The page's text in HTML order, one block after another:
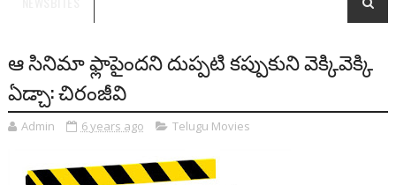
ఆ సినిమా ఫ్లాపైందని దుప్పటి కప్పుకుని వెక్కివెక్కి
ఏడ్చా: చిరంజీవి
Admin 6 years ago Telugu Movies